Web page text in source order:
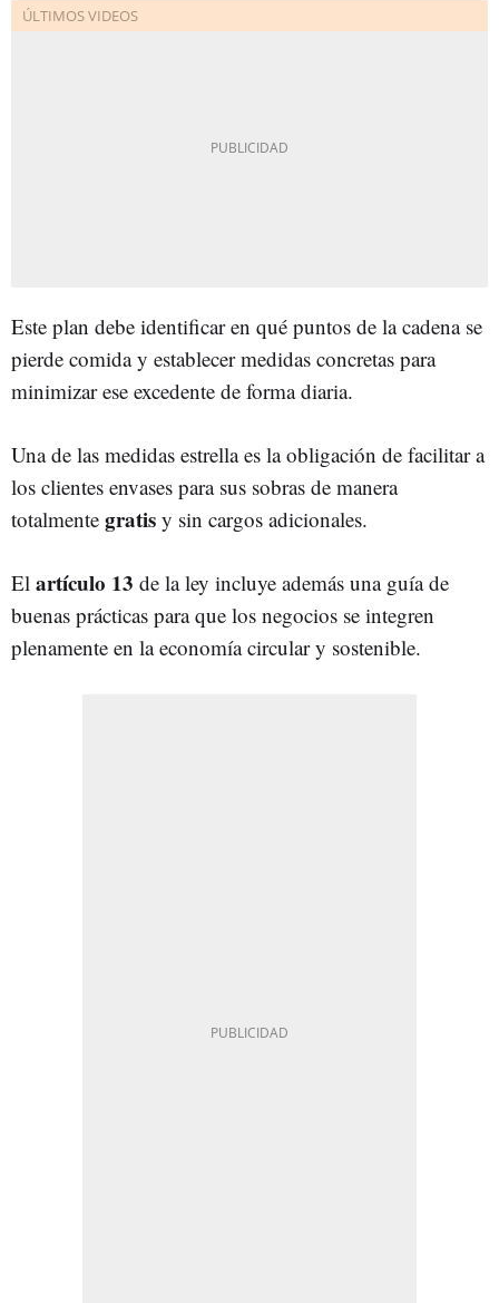
Este plan debe identificar en qué puntos de la cadena se
pierde comida y establecer medidas concretas para
minimizar ese excedente de forma diaria.
Una de las medidas estrella es la obligación de facilitar a
los clientes envases para sus sobras de manera
totalmente gratis y sin cargos adicionales.
El artículo 13 de la ley incluye además una guía de
buenas prácticas para que los negocios se integren
plenamente en la economía circular y sostenible.